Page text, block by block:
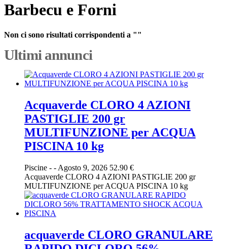
Barbecu e Forni
Non ci sono risultati corrispondenti a ""
Ultimi annunci
Acquaverde CLORO 4 AZIONI
PASTIGLIE 200 gr
MULTIFUNZIONE per ACQUA
PISCINA 10 kg
Piscine - - Agosto 9, 2026 52.90 €
Acquaverde CLORO 4 AZIONI PASTIGLIE 200 gr
MULTIFUNZIONE per ACQUA PISCINA 10 kg
acquaverde CLORO GRANULARE